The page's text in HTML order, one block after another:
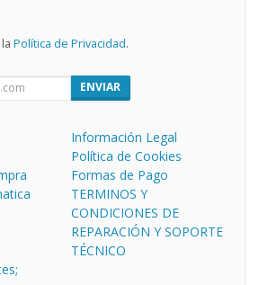
Política de Privacidad.
ENVIAR
Información Legal
Política de Cookies
Formas de Pago
TERMINOS Y
CONDICIONES DE
REPARACIÓN Y SOPORTE
TÉCNICO